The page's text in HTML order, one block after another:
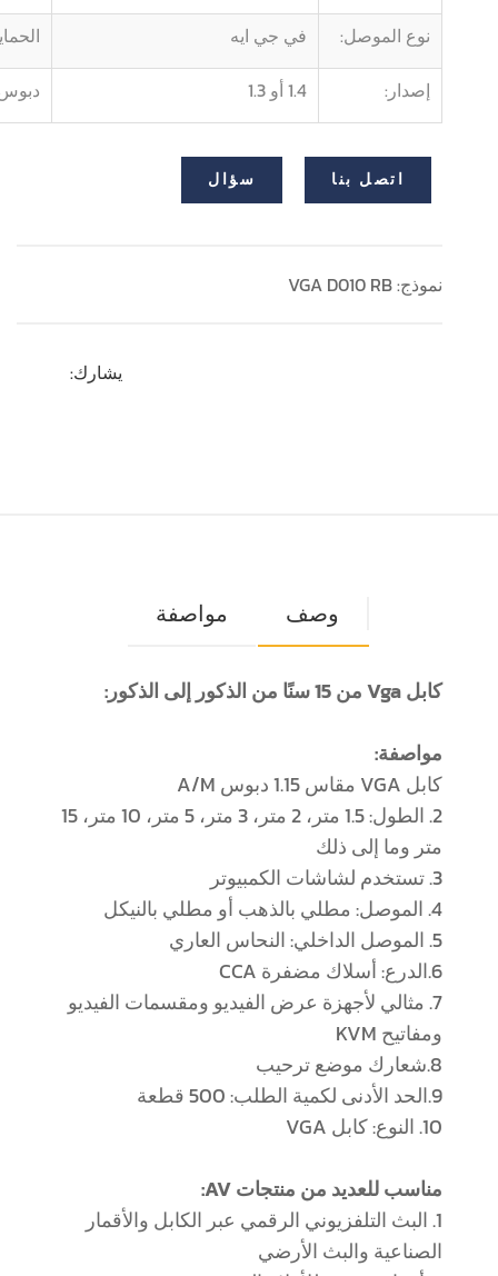
نوع الموصل: في جي ايه
إصدار: 1.4 أو 1.3
اتصل بنا سؤال
نموذج: VGA D010 RB
يشارك:
وصف مواصفة
كابل Vga من 15 سنًا من الذكور إلى الذكور:
مواصفة:
كابل VGA مقاس 1.15 دبوس A/M
2. الطول: 1.5 متر، 2 متر، 3 متر، 5 متر، 10 متر، 15
متر وما إلى ذلك
3. تستخدم لشاشات الكمبيوتر
4. الموصل: مطلي بالذهب أو مطلي بالنيكل
5. الموصل الداخلي: النحاس العاري
6.الدرع: أسلاك مضفرة CCA
7. مثالي لأجهزة عرض الفيديو ومقسمات الفيديو
ومفاتيح KVM
8.شعارك موضع ترحيب
9.الحد الأدنى لكمية الطلب: 500 قطعة
10. النوع: كابل VGA
مناسب للعديد من منتجات AV:
1. البث التلفزيوني الرقمي عبر الكابل والأقمار
الصناعية والبث الأرضي